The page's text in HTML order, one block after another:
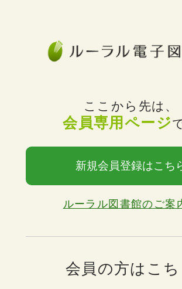
ここから先は、
会員専用ページ
新規会員登録はこち
ルーラル図書館のご案
会員の方はこち